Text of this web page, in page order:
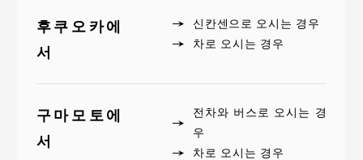
후쿠오카에
서
신칸센으로 오시는 경우
차로 오시는 경우
구마모토에
서
전차와 버스로 오시는 경
우
차로 오시는 경우